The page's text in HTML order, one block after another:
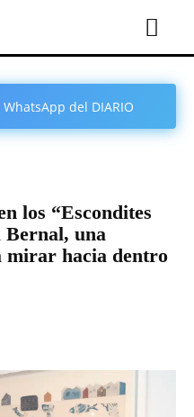
del DIARIO
los “Escondites
Bernal, una
mirar hacia dentro